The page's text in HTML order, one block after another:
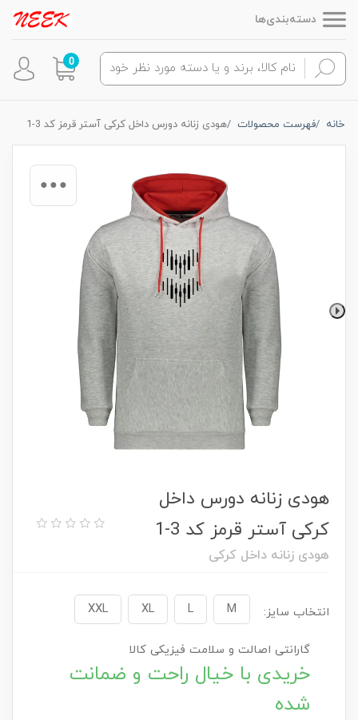
دسته‌بندی‌ها
0
خانه فهرست محصولات هودی زنانه دورس داخل کرکی آستر قرمز کد 3-1
هودی زنانه دورس داخل
کرکی آستر قرمز کد 3-1
هودی زنانه داخل کرکی
انتخاب سایز: M
L
XL
XXL
گارانتی اصالت و سلامت فیزیکی کالا
خریدی با خیال راحت و ضمانت
شده